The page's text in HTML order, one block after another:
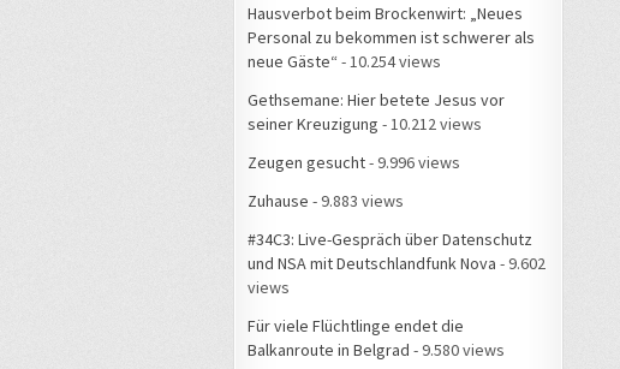
Hausverbot beim Brockenwirt: „Neues
Personal zu bekommen ist schwerer als
neue Gäste“ - 10.254 views
Gethsemane: Hier betete Jesus vor
seiner Kreuzigung - 10.212 views
Zeugen gesucht- 9.996 views
Zuhause - 9.883 views
#34C3: Live-Gespräch über Datenschutz
und NSA mit Deutschlandfunk Nova - 9.602
views
Für viele Flüchtlinge endet die
Balkanroute in Belgrad - 9.580 views